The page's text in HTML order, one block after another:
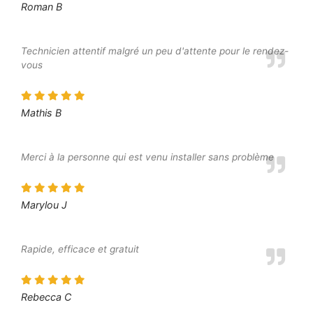
Roman B
Technicien attentif malgré un peu d'attente pour le rendez-
vous
Mathis B
Merci à la personne qui est venu installer sans problème
Marylou J
Rapide, efficace et gratuit
Rebecca C